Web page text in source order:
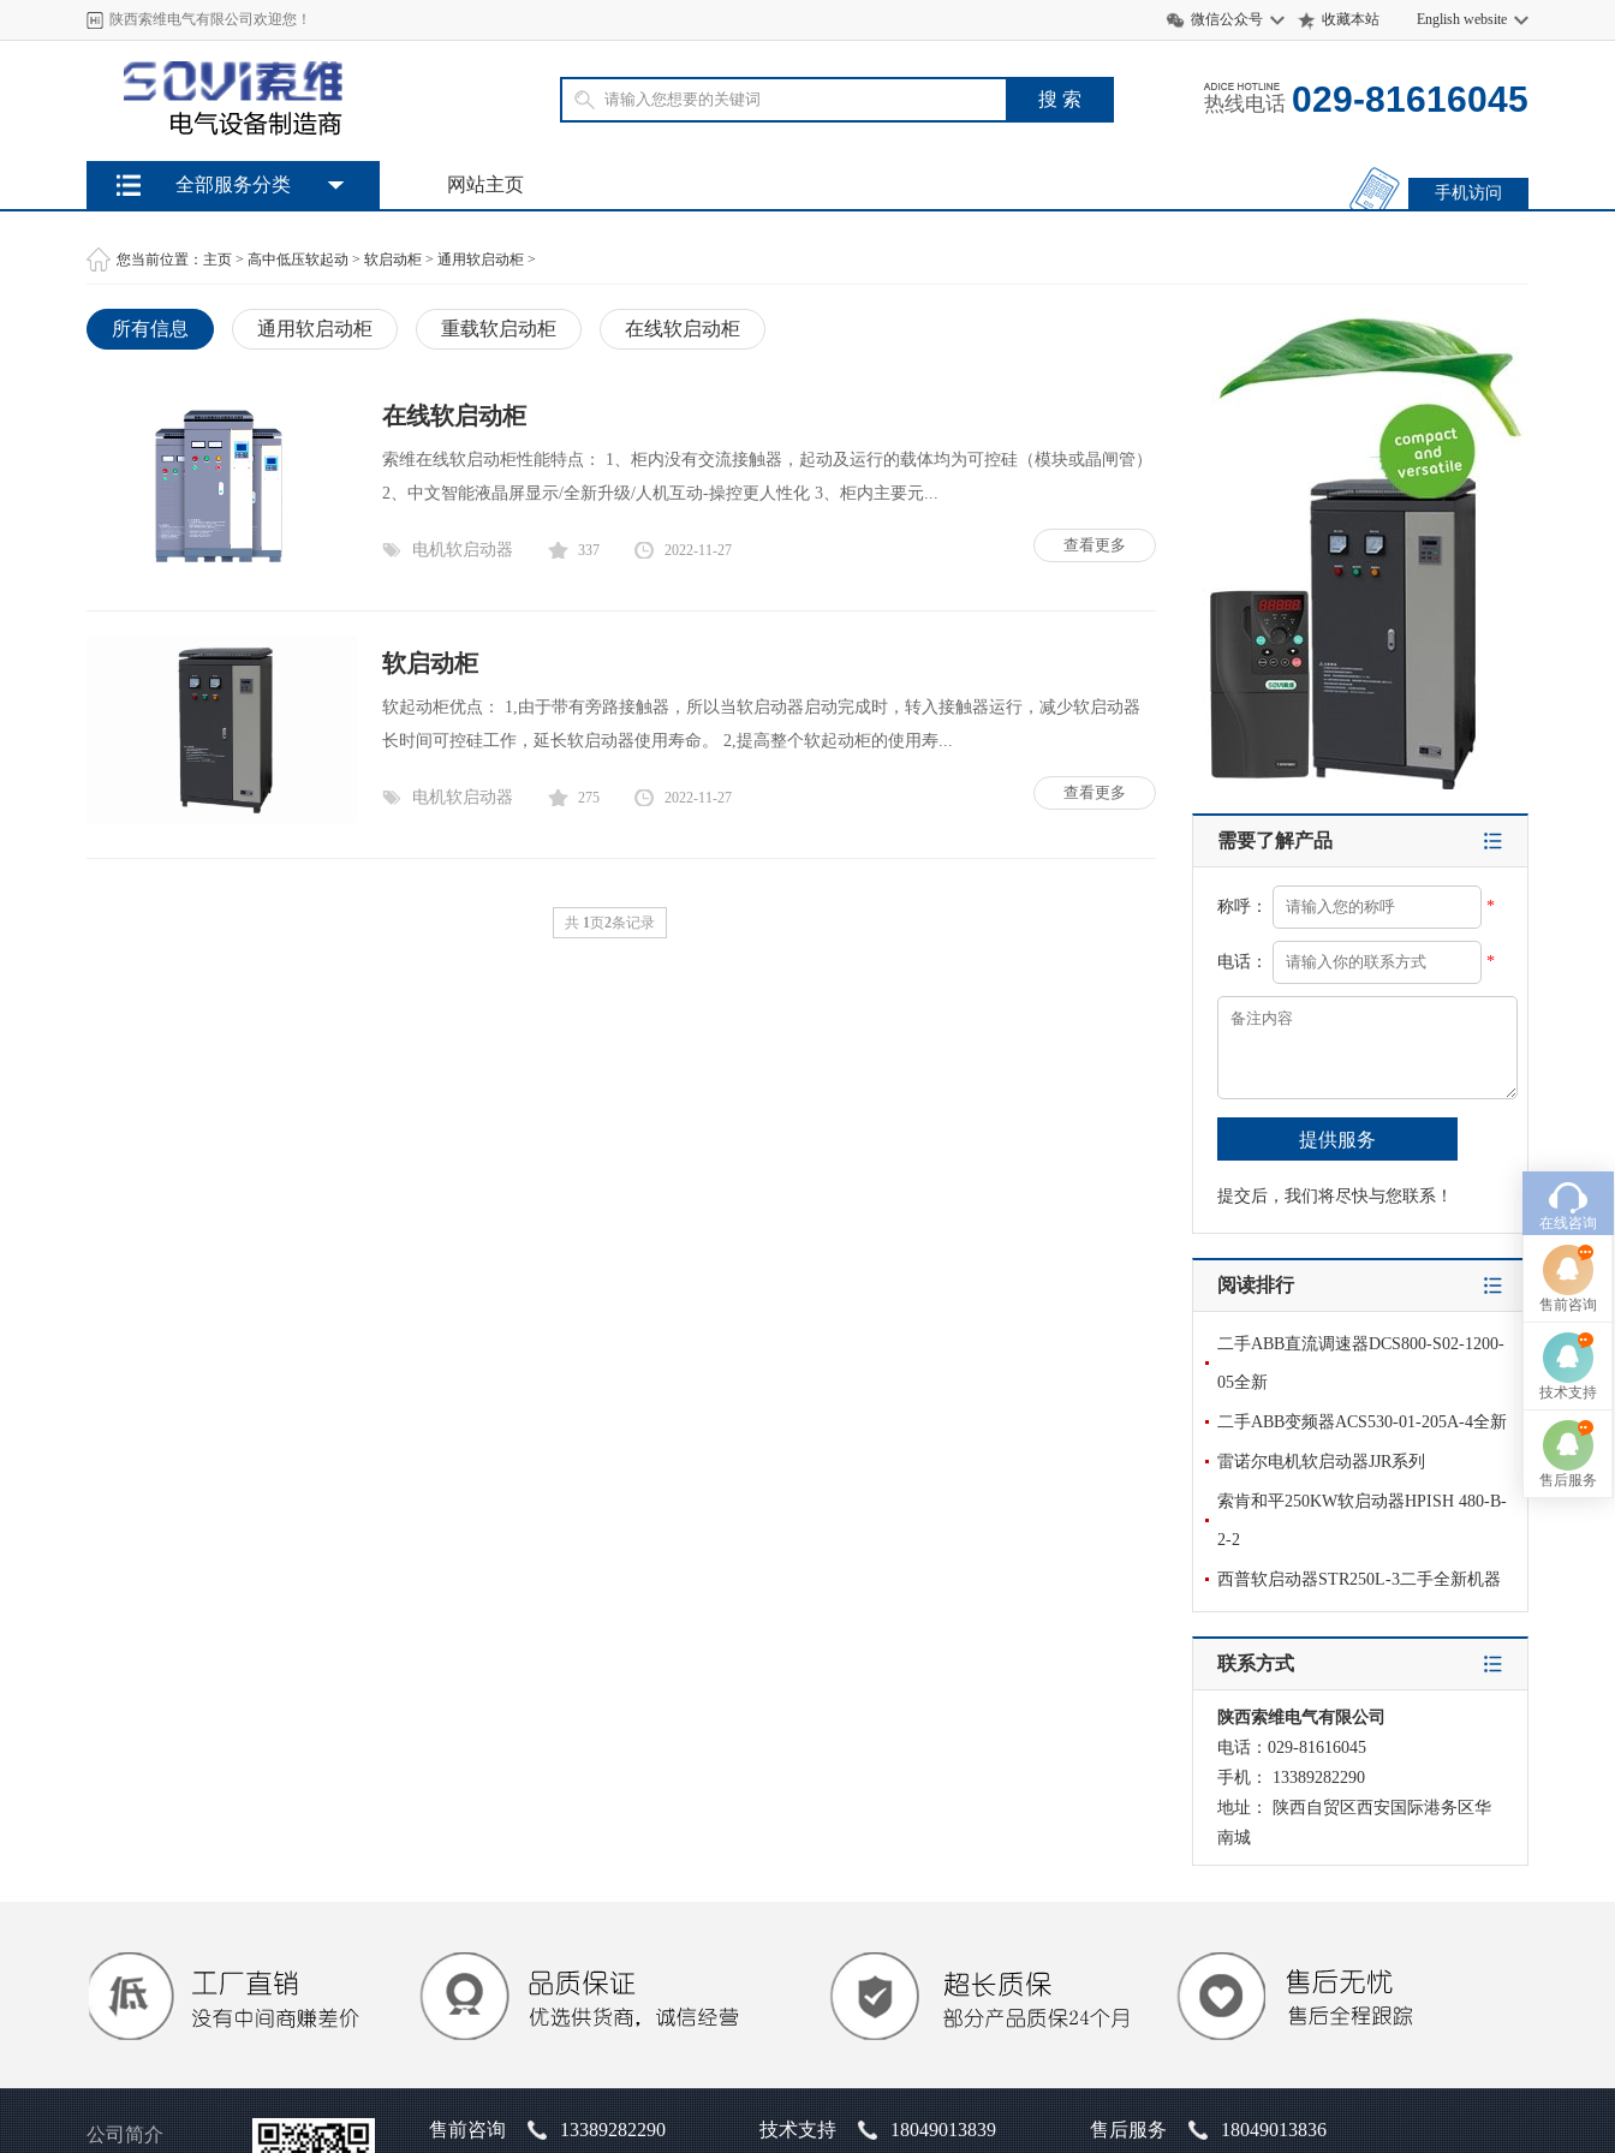
陕西索维电气有限公司欢迎您！ 微信公众号 收藏本站 English website
热线电话 029-81616045
网站主页 手机访问
全部服务分类
您当前位置： 主页 > 高中低压软起动 > 软启动柜 > 通用软启动柜 >
所有信息 通用软启动柜 重载软启动柜 在线软启动柜
在线软启动柜
索维在线软启动柜性能特点： 1、柜内没有交流接触器，起动及运行的载体均为可控硅（模块或晶闸管）
2、中文智能液晶屏显示/全新升级/人机互动-操控更人性化 3、柜内主要元...
查看更多
电机软启动器 337 2022-11-27
软启动柜
软起动柜优点： 1,由于带有旁路接触器，所以当软启动器启动完成时，转入接触器运行，减少软启动器
长时间可控硅工作，延长软启动器使用寿命。 2,提高整个软起动柜的使用寿...
查看更多
电机软启动器 275 2022-11-27
共 1页2条记录
需要了解产品
称呼： *
电话： *
提交后，我们将尽快与您联系！
阅读排行
二手ABB直流调速器DCS800-S02-1200-
05全新
二手ABB变频器ACS530-01-205A-4全新
雷诺尔电机软启动器JJR系列
索肯和平250KW软启动器HPISH 480-B-
2-2
西普软启动器STR250L-3二手全新机器
联系方式
陕西索维电气有限公司
电话：029-81616045
手机： 13389282290
地址： 陕西自贸区西安国际港务区华
南城
公司简介 售前咨询 13389282290 技术支持 18049013839 售后服务 18049013836
在线咨询
售前咨询
技术支持
售后服务